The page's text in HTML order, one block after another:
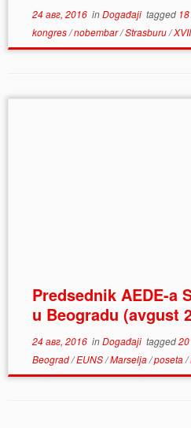
24 авг, 2016inDogađaji tagged 18
kongres/nobembar/Strasburu/
Predsednik AEDE-a
u Beogradu (avgust
24 авг, 2016inDogađaji tagged
Beograd/EUNS/Marselja/poseta/